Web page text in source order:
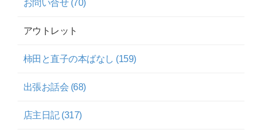
お問い合せ (70)
アウトレット
柿田と直子の本ばなし (159)
出張お話会 (68)
店主日記 (317)